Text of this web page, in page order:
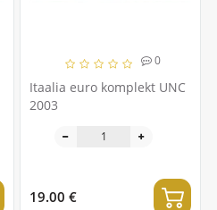
0
Itaalia euro komplekt UNC
2003
19.00 €